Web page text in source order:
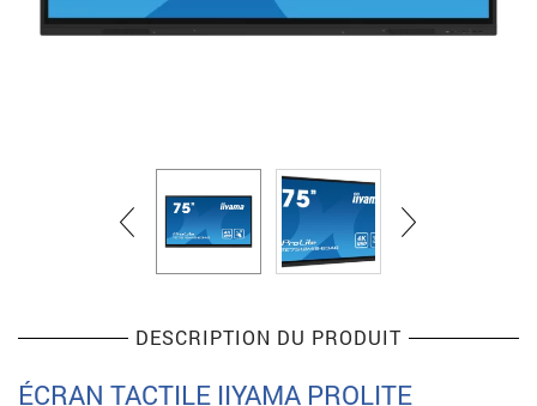
DESCRIPTION DU PRODUIT
ÉCRAN TACTILE IIYAMA PROLITE